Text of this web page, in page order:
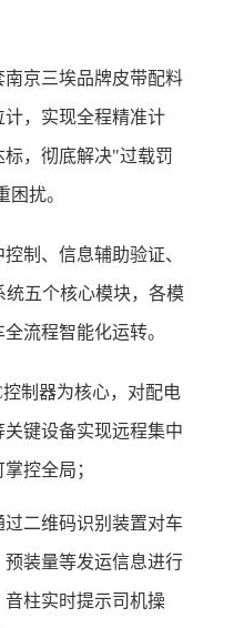
京三埃品牌皮带配料
，实现全程精准计
，彻底解决"过载罚
扰。
制、信息辅助验证、
五个核心模块，各模
流程智能化运转。
控制器为核心，对配电
键设备实现远程集中
控全局；
过二维码识别装置对车
装量等发运信息进行
柱实时提示司机操